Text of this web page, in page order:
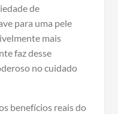
de
para uma pele
mais
faz desse
no cuidado
benefícios reais do